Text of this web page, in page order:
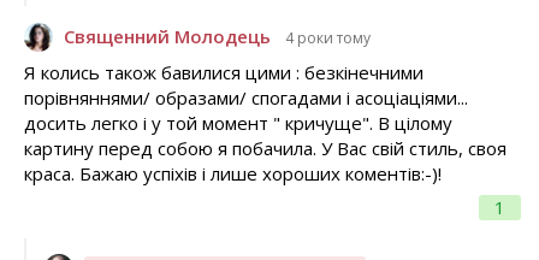
Священний Молодець 4 роки тому
1
Я колись також бавилися цими : безкінечними
порівняннями/ образами/ спогадами і асоціаціями...
досить легко і у той момент " кричуще". В цілому
картину перед собою я побачила. У Вас свій стиль, своя
краса. Бажаю успіхів і лише хороших коментів:-)!